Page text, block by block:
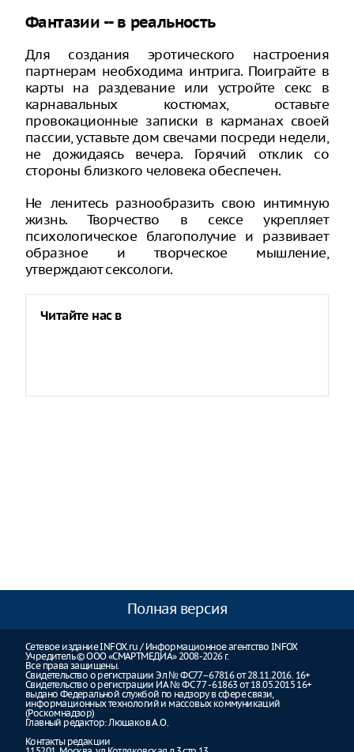
Фантазии -- в реальность
Для создания эротического настроения
партнерам необходима интрига. Поиграйте в
карты на раздевание или устройте секс в
карнавальных костюмах, оставьте
провокационные записки в карманах своей
пассии, уставьте дом свечами посреди недели,
не дожидаясь вечера. Горячий отклик со
стороны близкого человека обеспечен.
Не ленитесь разнообразить свою интимную
жизнь. Творчество в сексе укрепляет
психологическое благополучие и развивает
образное и творческое мышление,
утверждают сексологи.
Читайте нас в
Полная версия
Сетевое издание INFOX.ru / Информационное агентство INFOX
Учредитель © ООО «СМАРТМЕДИА» 2008-2026 г.
Все права защищены.
Свидетельство о регистрации Эл № ФС77–67816 от 28.11.2016. 16+
Свидетельство о регистрации ИА № ФС 77 - 61863 от 18.05.2015 16+
выдано Федеральной службой по надзору в сфере связи,
информационных технологий и массовых коммуникаций
(Роскомнадзор)
Главный редактор: Люшаков А.О.
Контакты редакции